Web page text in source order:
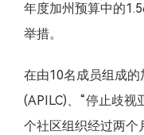
年度加州预算中的
举措。
在由10名成员组成
(APILC)、“停止歧
个社区组织经过两个